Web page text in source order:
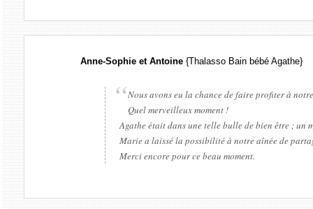
Anne-Sophie et Antoine {Thalasso Bain bébé Agathe}
Nous avons eu la chance de faire profiter à
Quel merveilleux moment !
Agathe était dans une telle bulle de bien être ; un
Marie a laissé la possibilité à notre aînée de
Merci encore pour ce beau moment.